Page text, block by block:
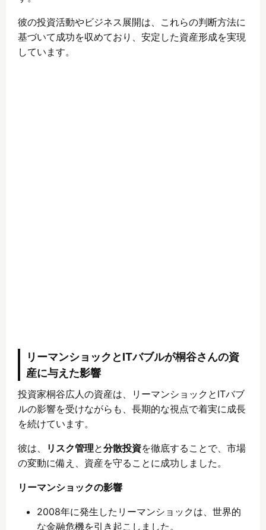
彼の投資活動やビジネス展開は、これらの判断方法に
基づいて成功を収めており、安定した資産形成を実現
しています。
リーマンショックとITバブルが桐谷さんの資
産に与えた影響
投資家桐谷広人の資産は、リーマンショックとITバブ
ルの影響を受けながらも、長期的な視点で着実に成長
を続けています。
彼は、 リスク管理と分散投資を徹底することで、市場
の変動に備え、資産を守ることに成功しました。
リーマンショックの影響
2008年に発生したリーマンショックは、世界的
な金融危機を引き起こしました。